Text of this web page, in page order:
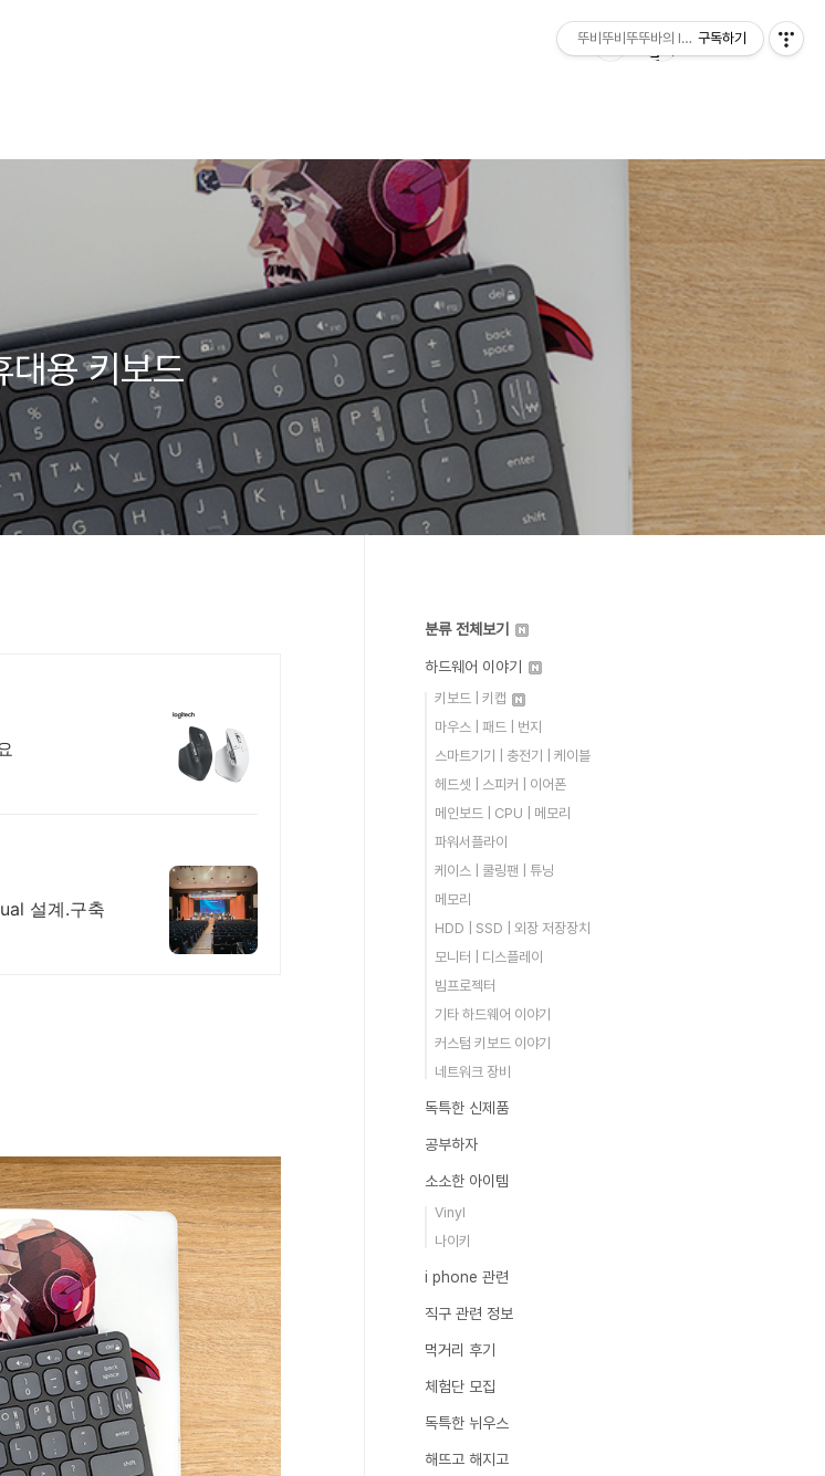
용 키보드
설계.구축
분류 전체보기
하드웨어 이야기
키보드 | 키캡
마우스 | 패드 | 번지
스마트기기 | 충전기 | 케이블
헤드셋 | 스피커 | 이어폰
메인보드 | CPU | 메모리
파워서플라이
케이스 | 쿨링팬 | 튜닝
메모리
HDD | SSD | 외장 저장장치
모니터 | 디스플레이
빔프로젝터
기타 하드웨어 이야기
커스텀 키보드 이야기
네트워크 장비
독특한 신제품
공부하자
소소한 아이템
Vinyl
나이키
i phone 관련
직구 관련 정보
먹거리 후기
체험단 모집
독특한 뉘우스
해뜨고 해지고
뚜비뚜비뚜뚜바의 IT 리뷰구독하기